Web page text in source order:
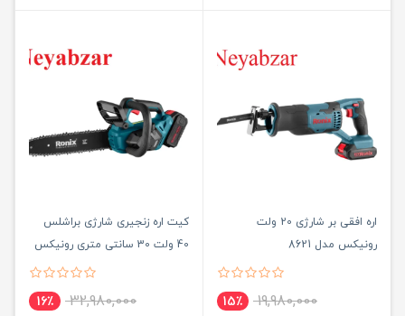
اره افقی بر شارژی 20 ولت
رونیکس مدل 8621
19,980,000 15٪
کیت اره زنجیری شارژی براشلس
40 ولت 30 سانتی متری رونیکس
32,980,000 16٪